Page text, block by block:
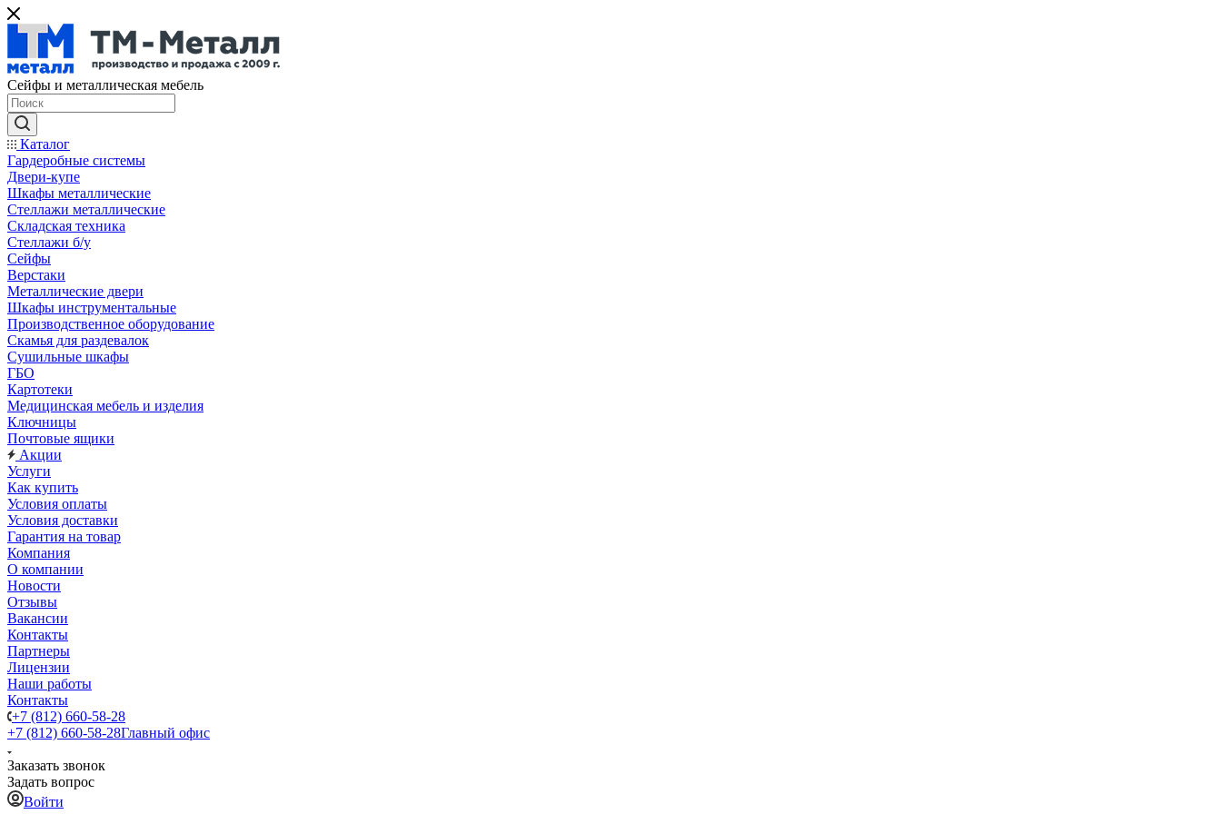
Сейфы и металлическая мебель
Каталог
Гардеробные системы
Двери-купе
Шкафы металлические
Стеллажи металлические
Складская техника
Стеллажи б/у
Сейфы
Верстаки
Металлические двери
Шкафы инструментальные
Производственное оборудование
Скамья для раздевалок
Сушильные шкафы
ГБО
Картотеки
Медицинская мебель и изделия
Ключницы
Почтовые ящики
Акции
Услуги
Как купить
Условия оплаты
Условия доставки
Гарантия на товар
Компания
О компании
Новости
Отзывы
Вакансии
Контакты
Партнеры
Лицензии
Наши работы
Контакты
+7 (812) 660-58-28
+7 (812) 660-58-28Главный офис
Заказать звонок
Задать вопрос
Войти